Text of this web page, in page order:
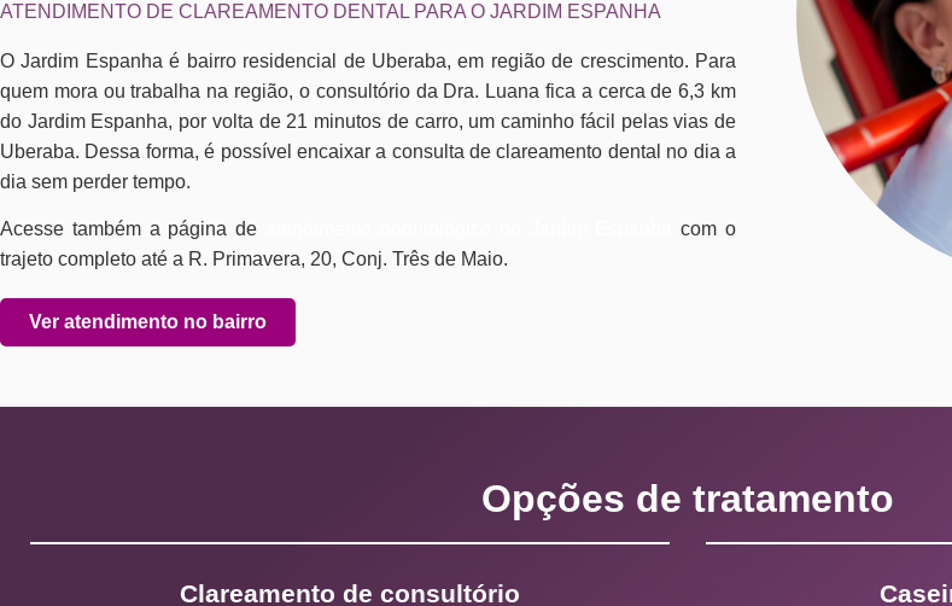
ATENDIMENTO DE CLAREAMENTO DENTAL PARA O JARDIM ESPANHA
O Jardim Espanha é bairro residencial de Uberaba, em região de crescimento. Para
quem mora ou trabalha na região, o consultório da Dra. Luana fica a cerca de 6,3 km
do Jardim Espanha, por volta de 21 minutos de carro, um caminho fácil pelas vias de
Uberaba. Dessa forma, é possível encaixar a consulta de clareamento dental no dia a
dia sem perder tempo.
Acesse também a página de
com o
trajeto completo até a R. Primavera, 20, Conj. Três de Maio.
Ver atendimento no bairro
Opções de tratamento
Clareamento de consultório